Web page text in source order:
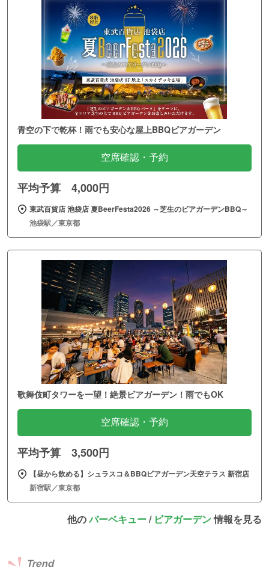
青空の下で乾杯！雨でも安心な屋上BBQビアガーデン
空席確認・予約
平均予算 4,000円
東武百貨店 池袋店 夏BeerFesta2026 ～芝生のビアガーデンBBQ～
池袋駅／東京都
歌舞伎町タワーを一望！絶景ビアガーデン！雨でもOK
空席確認・予約
平均予算 3,500円
【昼から飲める】シュラスコ＆BBQビアガーデン天空テラス 新宿店
新宿駅／東京都
他のバーベキュー/ ビアガーデン情報を見る
Trend